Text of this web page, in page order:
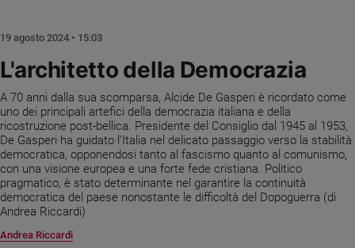
e
Santi
Devozione
e
fede
Parola
del
Santo
L'architetto della Democrazia
A 70 anni dalla sua scomparsa, Alcide De Gasperi è ricordato come
uno dei principali artefici della democrazia italiana e della
ricostruzione post-bellica. Presidente del Consiglio dal 1945 al 1953,
De Gasperi ha guidato l'Italia nel delicato passaggio verso la stabilità
democratica, opponendosi tanto al fascismo quanto al comunismo,
con una visione europea e una forte fede cristiana. Politico
pragmatico, è stato determinante nel garantire la continuità
democratica del paese nonostante le difficoltà del Dopoguerra (di
Andrea Riccardi)
Andrea Riccardi
19 agosto 2024 • 15:03